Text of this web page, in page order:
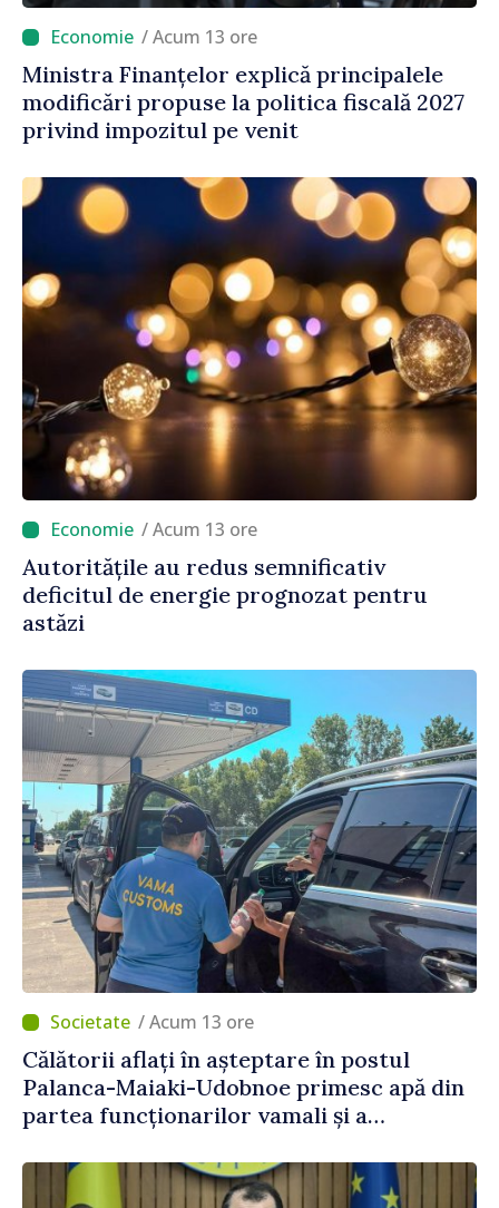
/ Acum 13 ore
Ministra Finanțelor explică principalele
modificări propuse la politica fiscală 2027
privind impozitul pe venit
/ Acum 13 ore
Autoritățile au redus semnificativ
deficitul de energie prognozat pentru
astăzi
/ Acum 13 ore
Călătorii aflați în așteptare în postul
Palanca-Maiaki-Udobnoe primesc apă din
partea funcționarilor vamali și a